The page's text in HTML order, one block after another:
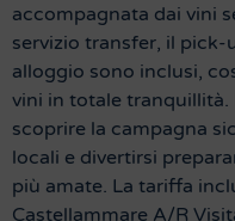
accompagnata dai vini
servizio transfer, il
alloggio sono inclusi,
vini in totale tranquillità.
scoprire la campagna
locali e divertirsi
più amate. La tariffa
Castellammare A/R